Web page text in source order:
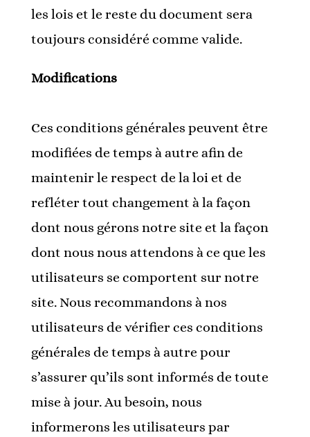
les lois et le reste du document sera
toujours considéré comme valide.
Modifications
Ces conditions générales peuvent être
modifiées de temps à autre afin de
maintenir le respect de la loi et de
refléter tout changement à la façon
dont nous gérons notre site et la façon
dont nous nous attendons à ce que les
utilisateurs se comportent sur notre
site. Nous recommandons à nos
utilisateurs de vérifier ces conditions
générales de temps à autre pour
s’assurer qu’ils sont informés de toute
mise à jour. Au besoin, nous
informerons les utilisateurs par